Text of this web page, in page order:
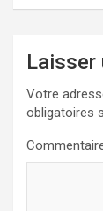
Laisser
Votre
obligatoires